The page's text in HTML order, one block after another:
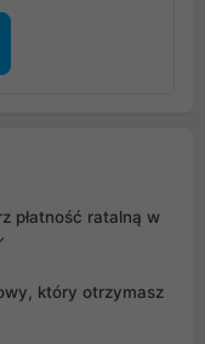
płatność ratalną w
który otrzymasz